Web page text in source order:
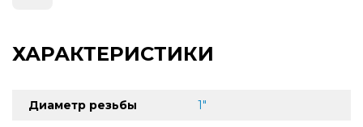
ХАРАКТЕРИСТИКИ
Диаметр резьбы 1"